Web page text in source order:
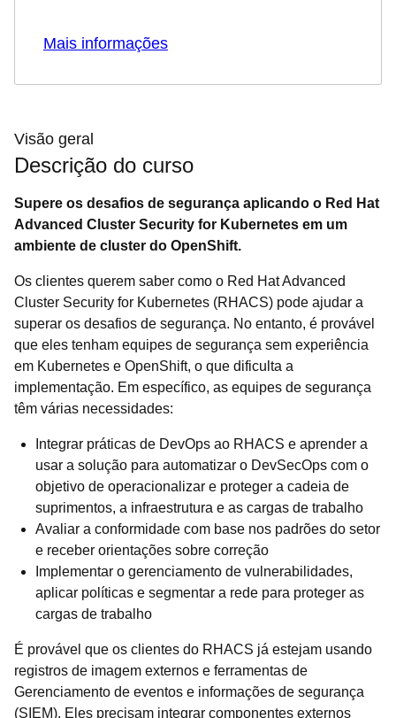
Visão geral
Descrição do curso
Supere os desafios de segurança aplicando o Red Hat
Advanced Cluster Security for Kubernetes em um
ambiente de cluster do OpenShift.
Os clientes querem saber como o Red Hat Advanced
Cluster Security for Kubernetes (RHACS) pode ajudar a
superar os desafios de segurança. No entanto, é provável
que eles tenham equipes de segurança sem experiência
em Kubernetes e OpenShift, o que dificulta a
implementação. Em específico, as equipes de segurança
têm várias necessidades:
Integrar práticas de DevOps ao RHACS e aprender a
usar a solução para automatizar o DevSecOps com o
objetivo de operacionalizar e proteger a cadeia de
suprimentos, a infraestrutura e as cargas de trabalho
Avaliar a conformidade com base nos padrões do setor
e receber orientações sobre correção
Implementar o gerenciamento de vulnerabilidades,
aplicar políticas e segmentar a rede para proteger as
cargas de trabalho
É provável que os clientes do RHACS já estejam usando
registros de imagem externos e ferramentas de
Gerenciamento de eventos e informações de segurança
(SIEM). Eles precisam integrar componentes externos
Mais informações